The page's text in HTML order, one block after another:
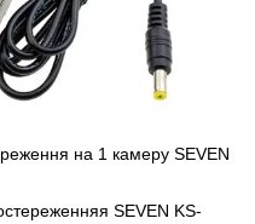
на 1 камеру SEVEN
SEVEN KS-